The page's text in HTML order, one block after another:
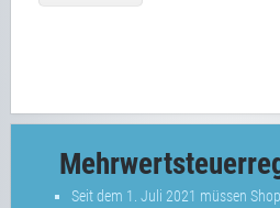
Seit dem 1. Juli 2021 müssen